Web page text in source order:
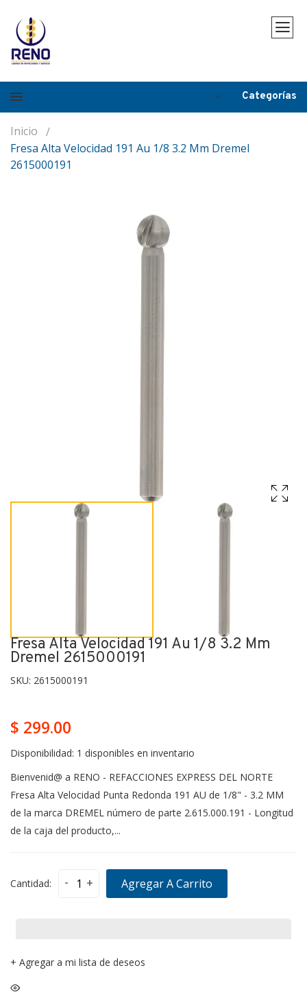
Categorías
Inicio
Fresa Alta Velocidad 191 Au 1/8 3.2 Mm Dremel
2615000191
Fresa Alta Velocidad 191 Au 1/8 3.2 Mm
Dremel 2615000191
SKU: 2615000191
$ 299.00
Disponibilidad: 1 disponibles en inventario
Bienvenid@ a RENO - REFACCIONES EXPRESS DEL NORTE
Fresa Alta Velocidad Punta Redonda 191 AU de 1/8" - 3.2 MM
de la marca DREMEL número de parte 2.615.000.191 - Longitud
de la caja del producto,...
Cantidad: - + Agregar A Carrito
+ Agregar a mi lista de deseos